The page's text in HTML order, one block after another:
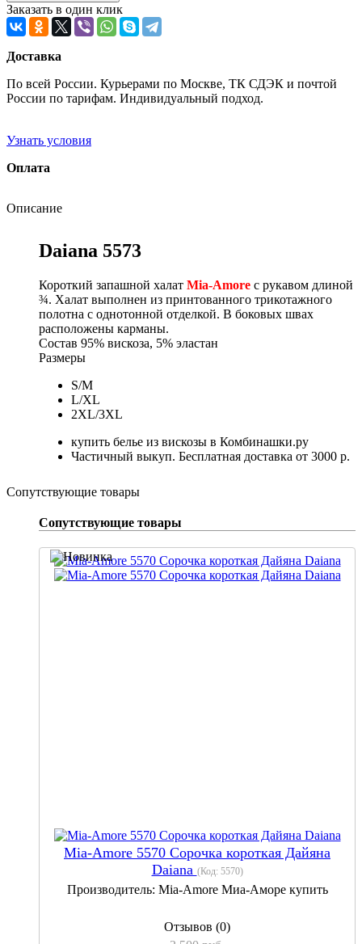
Заказать в один клик
Доставка
По всей России. Курьерами по Москве, ТК СДЭК и почтой
России по тарифам. Индивидуальный подход.
Узнать условия
Оплата
Описание
Daiana 5573
Короткий запашной халат Mia-Amore с рукавом длиной
¾. Халат выполнен из принтованного трикотажного
полотна с однотонной отделкой. В боковых швах
расположены карманы.
Состав 95% вискоза, 5% эластан
Размеры
S/M
L/XL
2XL/3XL
купить белье из вискозы в Комбинашки.ру
Частичный выкуп. Бесплатная доставка от 3000 р.
Сопутствующие товары
Сопутствующие товары
Mia-Amore 5570 Сорочка короткая Дайяна
Daiana (Код: 5570)
Производитель: Mia-Amore Миа-Аморе купить
Отзывов (0)